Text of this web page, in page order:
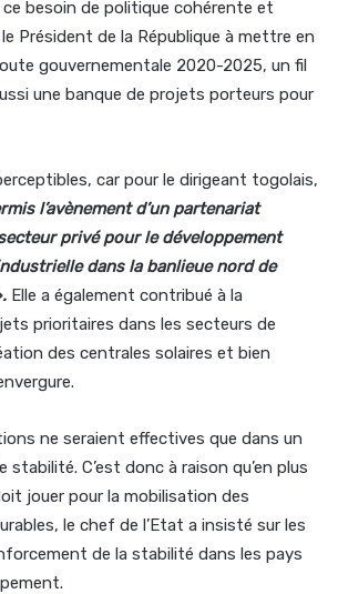
ce besoin de politique cohérente et
Président de la République à mettre en
gouvernementale 2020-2025, un fil
une banque de projets porteurs pour
car pour le dirigeant togolais,
l’avènement d’un partenariat
privé pour le développement
dans la banlieue nord de
. Elle a également contribué à la
prioritaires dans les secteurs de
des centrales solaires et bien
ne seraient effectives que dans un
C’est donc à raison qu’en plus
jouer pour la mobilisation des
le chef de l’Etat a insisté sur les
de la stabilité dans les pays